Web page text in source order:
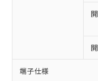
端子仕様
こと
在庫
記載
タに
覧さ
準価
いたものが
むを得ず変
*EU RoHS指令
鉛(Pb)
六価クロム
基準値を超
「－」：未
ム) : 100ppm、
当社
為替
（以
また
国政
可)を